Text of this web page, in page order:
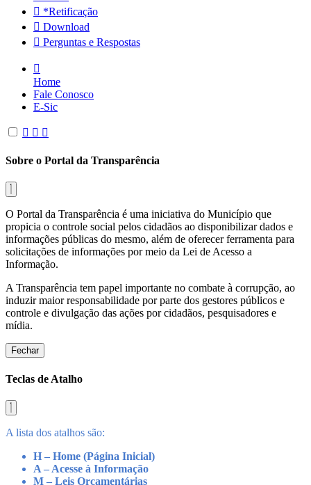
*Retificação
Download
Perguntas e Respostas
Home
Fale Conosco
E-Sic
Sobre o Portal da Transparência
O Portal da Transparência é uma iniciativa do Município que
propicia o controle social pelos cidadãos ao disponibilizar dados e
informações públicas do mesmo, além de oferecer ferramenta para
solicitações de informações por meio da Lei de Acesso a
Informação.
A Transparência tem papel importante no combate à corrupção, ao
induzir maior responsabilidade por parte dos gestores públicos e
controle e divulgação das ações por cidadãos, pesquisadores e
mídia.
Fechar
Teclas de Atalho
A lista dos atalhos são:
H – Home (Página Inicial)
A – Acesse à Informação
M – Leis Orçamentárias